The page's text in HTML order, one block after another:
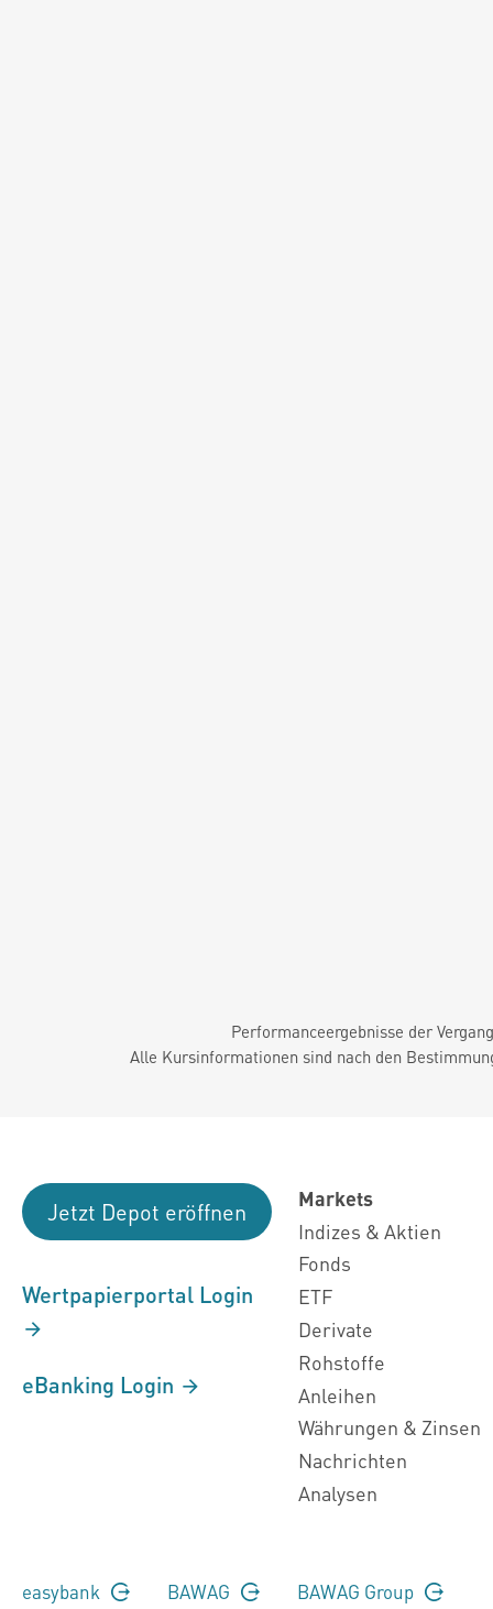
Performanceergebnisse der
Alle Kursinformationen sind nach den
Jetzt Depot eröffnen
Wertpapierportal Login
eBanking Login
Markets
Indizes & Aktien
Fonds
ETF
Derivate
Rohstoffe
Anleihen
Währungen & Zinsen
Nachrichten
Analysen
easybank BAWAG BAWAG Group